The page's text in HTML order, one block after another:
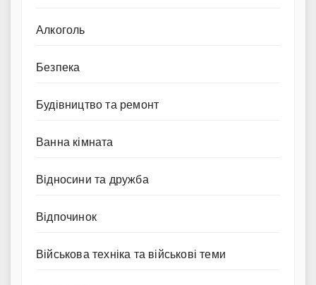
Алкоголь
Безпека
Будівництво та ремонт
Ванна кімната
Відносини та дружба
Відпочинок
Військова техніка та військові теми